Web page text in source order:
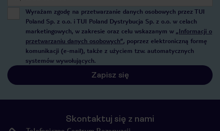
Wyrażam zgodę na przetwarzanie danych osobowych przez TUI
Poland Sp. z o.o. i TUI Poland Dystrybucja Sp. z o.o. w celach
marketingowych, w zakresie oraz celu wskazanym w „Informacji o
przetwarzaniu danych osobowych”, poprzez elektroniczną formę
komunikacji (e-mail), także z użyciem tzw. automatycznych
systemów wywołujących.
Zapisz się
Skontaktuj się z nami